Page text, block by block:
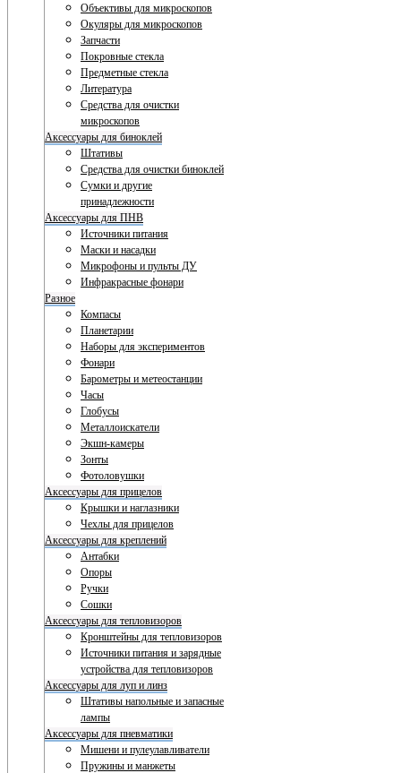
Объективы для микроскопов
Окуляры для микроскопов
Запчасти
Покровные стекла
Предметные стекла
Литература
Средства для очистки
микроскопов
Аксессуары для биноклей
Штативы
Средства для очистки биноклей
Сумки и другие
принадлежности
Аксессуары для ПНВ
Источники питания
Маски и насадки
Микрофоны и пульты ДУ
Инфракрасные фонари
Разное
Компасы
Планетарии
Наборы для экспериментов
Фонари
Барометры и метеостанции
Часы
Глобусы
Металлоискатели
Экшн-камеры
Зонты
Фотоловушки
Аксессуары для прицелов
Крышки и наглазники
Чехлы для прицелов
Аксессуары для креплений
Антабки
Опоры
Ручки
Сошки
Аксессуары для тепловизоров
Кронштейны для тепловизоров
Источники питания и зарядные
устройства для тепловизоров
Аксессуары для луп и линз
Штативы напольные и запасные
лампы
Аксессуары для пневматики
Мишени и пулеулавливатели
Пружины и манжеты